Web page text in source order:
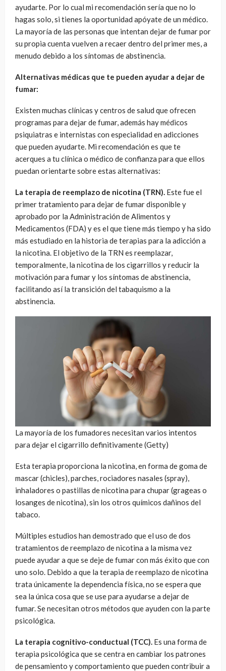
ayudarte. Por lo cual mi recomendación sería que no lo
hagas solo, si tienes la oportunidad apóyate de un médico.
La mayoría de las personas que intentan dejar de fumar por
su propia cuenta vuelven a recaer dentro del primer mes, a
menudo debido a los síntomas de abstinencia.
Alternativas médicas que te pueden ayudar a dejar de
fumar:
Existen muchas clínicas y centros de salud que ofrecen
programas para dejar de fumar, además hay médicos
psiquiatras e internistas con especialidad en adicciones
que pueden ayudarte. Mi recomendación es que te
acerques a tu clínica o médico de confianza para que ellos
puedan orientarte sobre estas alternativas:
La terapia de reemplazo de nicotina (TRN). Este fue el
primer tratamiento para dejar de fumar disponible y
aprobado por la Administración de Alimentos y
Medicamentos (FDA) y es el que tiene más tiempo y ha sido
más estudiado en la historia de terapias para la adicción a
la nicotina. El objetivo de la TRN es reemplazar,
temporalmente, la nicotina de los cigarrillos y reducir la
motivación para fumar y los síntomas de abstinencia,
facilitando así la transición del tabaquismo a la
abstinencia.
La mayoría de los fumadores necesitan varios intentos
para dejar el cigarrillo definitivamente (Getty)
Esta terapia proporciona la nicotina, en forma de goma de
mascar (chicles), parches, rociadores nasales (spray),
inhaladores o pastillas de nicotina para chupar (grageas o
losanges de nicotina), sin los otros químicos dañinos del
tabaco.
Múltiples estudios han demostrado que el uso de dos
tratamientos de reemplazo de nicotina a la misma vez
puede ayudar a que se deje de fumar con más éxito que con
uno solo. Debido a que la terapia de reemplazo de nicotina
trata únicamente la dependencia física, no se espera que
sea la única cosa que se use para ayudarse a dejar de
fumar. Se necesitan otros métodos que ayuden con la parte
psicológica.
La terapia cognitivo-conductual (TCC). Es una forma de
terapia psicológica que se centra en cambiar los patrones
de pensamiento y comportamiento que pueden contribuir a